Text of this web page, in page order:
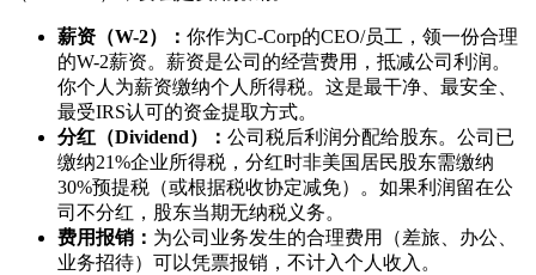
薪资（W-2）： 你作为C-Corp的CEO/员工，领一份合理
的W-2薪资。薪资是公司的经营费用，抵减公司利润。
你个人为薪资缴纳个人所得税。这是最干净、最安全、
最受IRS认可的资金提取方式。
分红（Dividend）： 公司税后利润分配给股东。公司已
缴纳21%企业所得税，分红时非美国居民股东需缴纳
30%预提税（或根据税收协定减免）。如果利润留在公
司不分红，股东当期无纳税义务。
费用报销： 为公司业务发生的合理费用（差旅、办公、
业务招待）可以凭票报销，不计入个人收入。